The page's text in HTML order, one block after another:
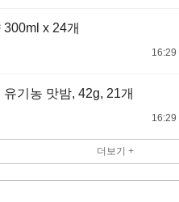
x 24개
16:29
기농 맛밤, 42g, 21개
16:29
더보기 +